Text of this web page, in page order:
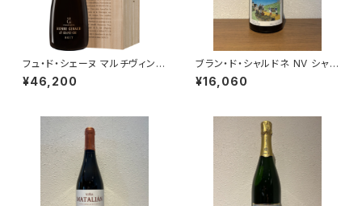
フュ・ド・シェーヌ マルチヴィンテ
ージ 木箱入 750ml アンリジロ
ー
¥46,200
ブラン・ド・シャルドネ NV シャヴ
ォスト シャンパーニュ 750ml
¥16,060